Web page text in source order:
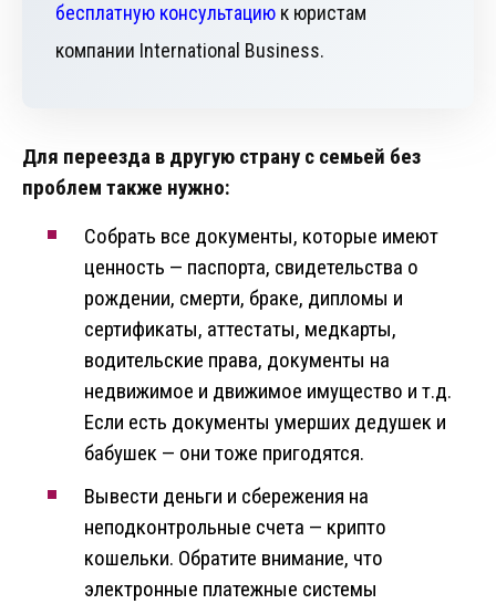
бесплатную консультацию к юристам
компании International Business.
Для переезда в другую страну с семьей без
проблем также нужно:
Собрать все документы, которые имеют
ценность — паспорта, свидетельства о
рождении, смерти, браке, дипломы и
сертификаты, аттестаты, медкарты,
водительские права, документы на
недвижимое и движимое имущество и т.д.
Если есть документы умерших дедушек и
бабушек — они тоже пригодятся.
Вывести деньги и сбережения на
неподконтрольные счета — крипто
кошельки. Обратите внимание, что
электронные платежные системы